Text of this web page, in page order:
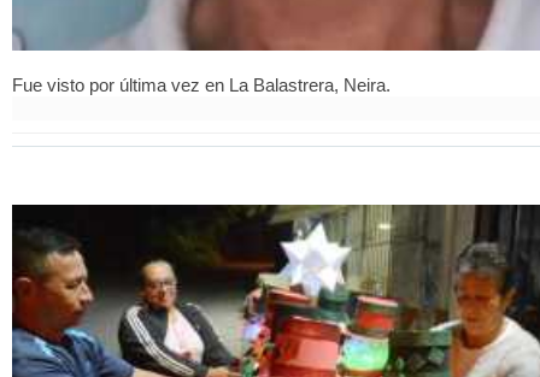
Fue visto por última vez en La Balastrera, Neira.